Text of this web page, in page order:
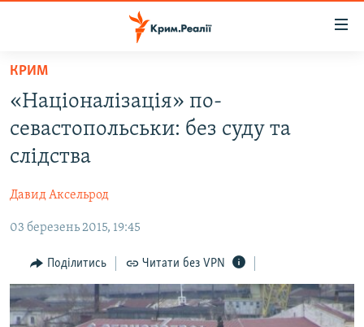
Перейти
основного
матеріалу
Перейти
до
основної
Перейти
пошуку
ВОДА.КРИМ
ВІДЕО ТА ФОТО
БЛОГИ
ПОГЛЯД
ІНТЕРВ'Ю
ВСЕ ЗА ДЕНЬ
СПЕЦПРОЕКТИ
КРИМ
«Націоналізація» по-
севастопольськи: без суду та
слідства
Давид Аксельрод
03 березень 2015, 19:45
Поділитись Читати без VPN